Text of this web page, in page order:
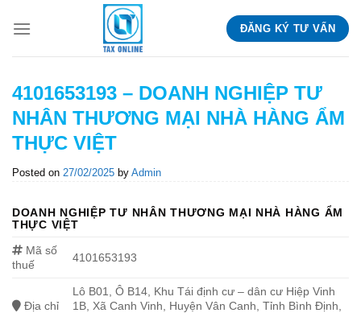
ĐĂNG KÝ TƯ VẤN
4101653193 – DOANH NGHIỆP TƯ
NHÂN THƯƠNG MẠI NHÀ HÀNG ẨM
THỰC VIỆT
Posted on 27/02/2025 by Admin
DOANH NGHIỆP TƯ NHÂN THƯƠNG MẠI NHÀ HÀNG ẨM
THỰC VIỆT
Mã số
thuế
4101653193
Địa chỉ
Lô B01, Ô B14, Khu Tái định cư – dân cư Hiệp Vinh
1B, Xã Canh Vinh, Huyện Vân Canh, Tỉnh Bình Định,